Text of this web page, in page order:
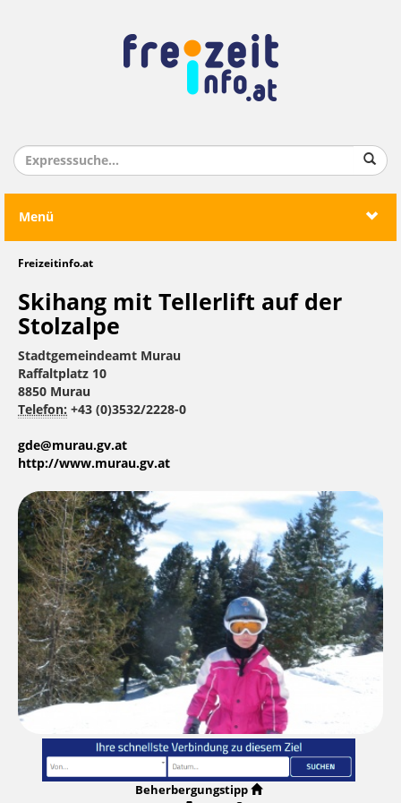
Menü
Freizeitinfo.at
Skihang mit Tellerlift auf der
Stolzalpe
Stadtgemeindeamt Murau
Raffaltplatz 10
8850 Murau
Telefon: +43 (0)3532/2228-0
gde@murau.gv.at
http://www.murau.gv.at
Beherbergungstipp